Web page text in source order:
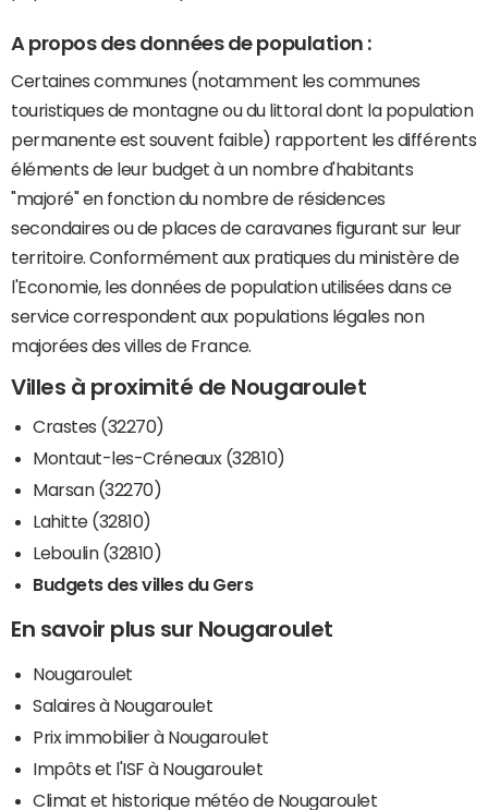
A propos des données de population :
Certaines communes (notamment les communes
touristiques de montagne ou du littoral dont la population
permanente est souvent faible) rapportent les différents
éléments de leur budget à un nombre d'habitants
"majoré" en fonction du nombre de résidences
secondaires ou de places de caravanes figurant sur leur
territoire. Conformément aux pratiques du ministère de
l'Economie, les données de population utilisées dans ce
service correspondent aux populations légales non
majorées des villes de France.
Villes à proximité de Nougaroulet
Crastes (32270)
Montaut-les-Créneaux (32810)
Marsan (32270)
Lahitte (32810)
Leboulin (32810)
Budgets des villes du Gers
En savoir plus sur Nougaroulet
Nougaroulet
Salaires à Nougaroulet
Prix immobilier à Nougaroulet
Impôts et l'ISF à Nougaroulet
Climat et historique météo de Nougaroulet